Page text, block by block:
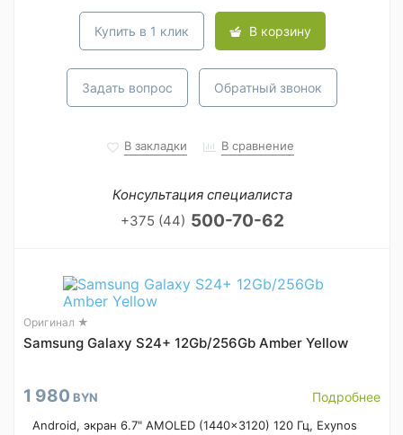
Купить в 1 клик В корзину
Задать вопрос Обратный звонок
В закладки В сравнение
Консультация специалиста
+375 (44) 500-70-62
Оригинал ★
Samsung Galaxy S24+ 12Gb/256Gb Amber Yellow
1 980 BYN Подробнее
Android, экран 6.7" AMOLED (1440x3120) 120 Гц, Exynos